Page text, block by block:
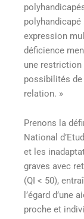
polyhandicapé
expression
déficience
une restriction
possibilités de
relation. »
Prenons la
National
et les
graves avec
(QI < 50),
l’égard d’une
proche et